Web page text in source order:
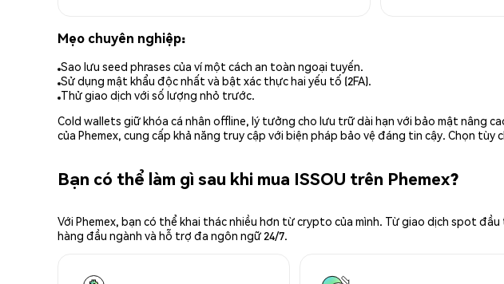
Mẹo chuyên nghiệp:
Sao lưu seed phrases của ví một cách an toàn ngoại tuyến.
Sử dụng mật khẩu độc nhất và bật xác thực hai yếu tố (2FA).
Thử giao dịch với số lượng nhỏ trước.
Cold wallets giữ khóa cá nhân offline, lý tưởng cho lưu trữ dài hạn với bảo mật nâng
của Phemex, cung cấp khả năng truy cập với biện pháp bảo vệ đáng tin cậy. Chọn tùy
Bạn có thể làm gì sau khi mua ISSOU trên Phemex?
Với Phemex, bạn có thể khai thác nhiều hơn từ crypto của mình. Từ giao dịch spot
hàng đầu ngành và hỗ trợ đa ngôn ngữ 24/7.